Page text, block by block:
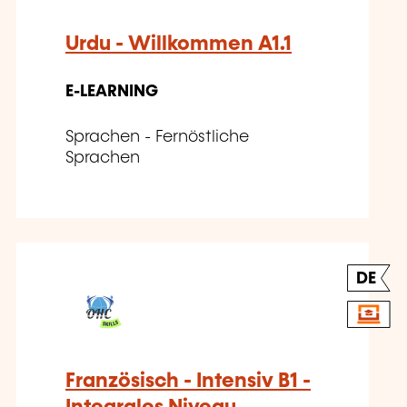
Urdu - Willkommen A1.1
E-LEARNING
Sprachen - Fernöstliche
Sprachen
DE
Französisch - Intensiv B1 -